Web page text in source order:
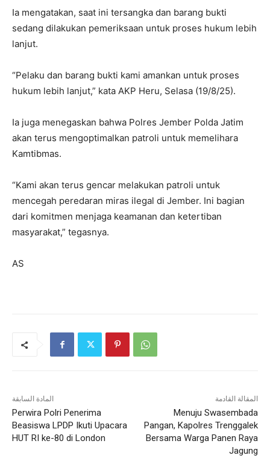
Ia mengatakan, saat ini tersangka dan barang bukti
sedang dilakukan pemeriksaan untuk proses hukum lebih
lanjut.
“Pelaku dan barang bukti kami amankan untuk proses
hukum lebih lanjut,” kata AKP Heru, Selasa (19/8/25).
Ia juga menegaskan bahwa Polres Jember Polda Jatim
akan terus mengoptimalkan patroli untuk memelihara
Kamtibmas.
“Kami akan terus gencar melakukan patroli untuk
mencegah peredaran miras ilegal di Jember. Ini bagian
dari komitmen menjaga keamanan dan ketertiban
masyarakat,” tegasnya.
AS
المادة السابقة
Perwira Polri Penerima
Beasiswa LPDP Ikuti Upacara
HUT RI ke-80 di London
المقالة القادمة
Menuju Swasembada
Pangan, Kapolres Trenggalek
Bersama Warga Panen Raya
Jagung